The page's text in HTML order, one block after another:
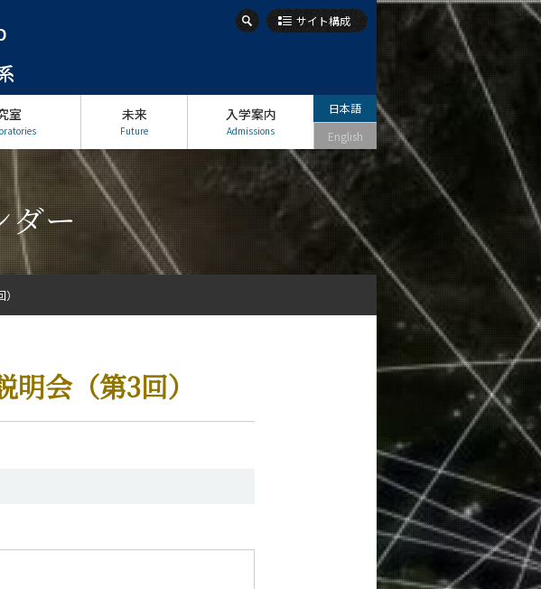
サイト構成
室 未来
Future
入学案内
Admissions
日本語
English
ダー
会（第3回）